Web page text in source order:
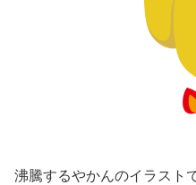
沸騰するやかんのイラストで